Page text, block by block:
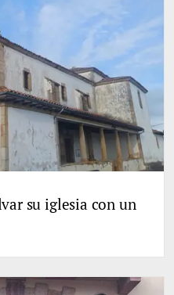
su iglesia con un